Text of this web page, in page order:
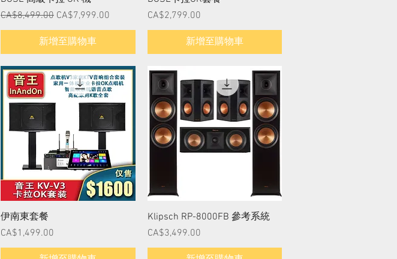
一般價格
CA$8,499.00 促銷價格
CA$7,999.00
新增至購物車
價格
CA$2,799.00
新增至購物車
伊南東套餐
價格
CA$1,499.00
快速瀏覽
Klipsch RP-8000FB 參考系統
價格
CA$3,499.00